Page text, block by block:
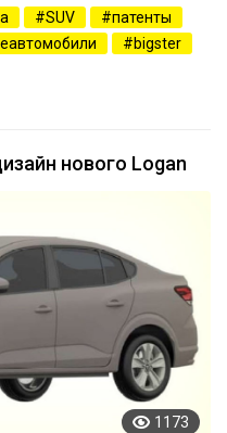
SUV
патенты
bigster
нового Logan
1173